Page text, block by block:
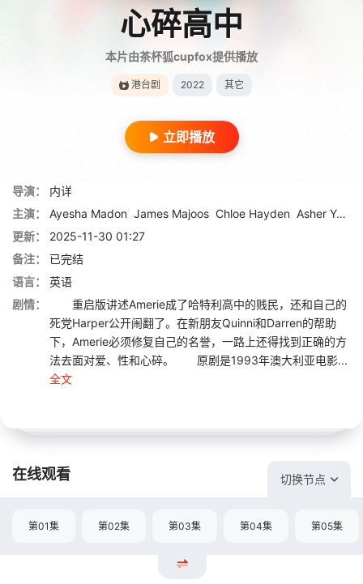
心碎高中
本片由茶杯狐cupfox提供播放
港台剧 2022 其它
立即播放
导演：
内详
主演：
Ayesha Madon James Majoos Chloe Hayden Asher Yasbincek
更新：
2025-11-30 01:27
备注：
已完结
语言：
英语
剧情：
重启版讲述Amerie成了哈特利高中的贱民，还和自己的
死党Harper公开闹翻了。在新朋友Quinni和Darren的帮助
下，Amerie必须修复自己的名誉，一路上还得找到正确的方
法去面对爱、性和心碎。 原剧是1993年澳大利亚电影...
全文
在线观看 切换节点
第01集 第02集 第03集 第04集 第05集